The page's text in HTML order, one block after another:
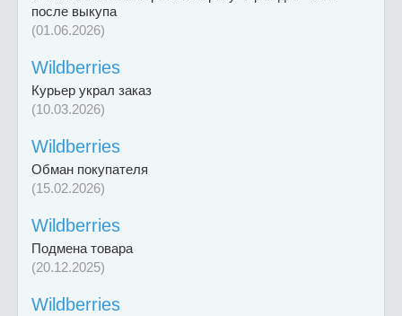
после выкупа
(01.06.2026)
Wildberries
Курьер украл заказ
(10.03.2026)
Wildberries
Обман покупателя
(15.02.2026)
Wildberries
Подмена товара
(20.12.2025)
Wildberries